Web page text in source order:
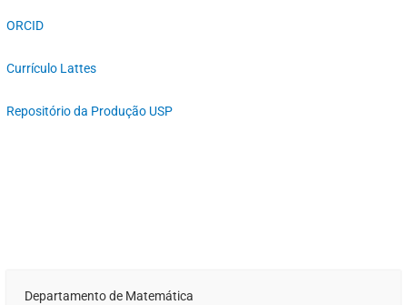
Departamento de Matemática
ORCID
Currículo Lattes
Repositório da Produção USP